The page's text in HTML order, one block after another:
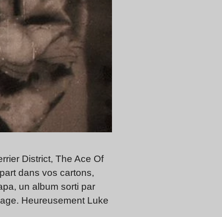
District, The Ace Of
dans vos cartons,
un album sorti par
Heureusement Luke